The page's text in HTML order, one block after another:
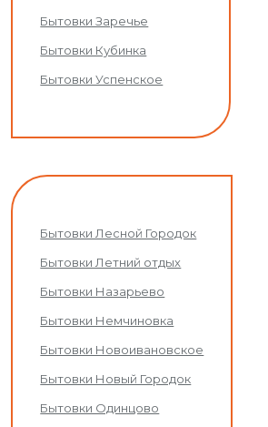
Бытовки Заречье
Бытовки Кубинка
Бытовки Успенское
Бытовки Лесной Городок
Бытовки Летний отдых
Бытовки Назарьево
Бытовки Немчиновка
Бытовки Новоивановское
Бытовки Новый Городок
Бытовки Одинцово